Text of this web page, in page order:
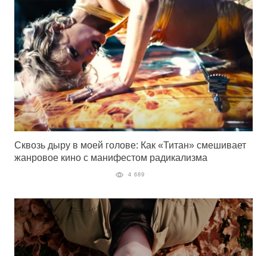
Сквозь дыру в моей голове: Как «Титан» смешивает
жанровое кино с манифестом радикализма
4 689